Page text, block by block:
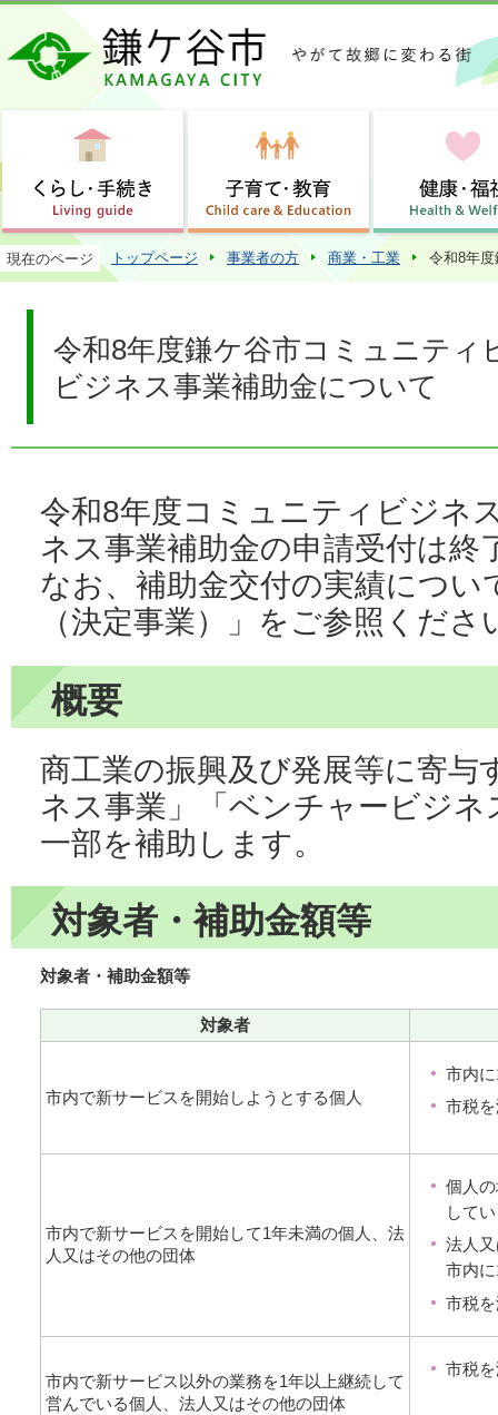
この
現在のページ トップページ 事業者の方 商業・工業 令和8年
令和8年度鎌ケ谷市コミュニティ
ビジネス事業補助金について
令和8年度コミュニティビジネ
ネス事業補助金の申請受付は終
なお、補助金交付の実績につい
（決定事業）」をご参照くださ
概要
商工業の振興及び発展等に寄
ネス事業」「ベンチャービジ
一部を補助します。
対象者・補助金額等
対象者・補助金額等
対象者
市内で新サービスを開始しようとする個人
市内
市税
市内で新サービスを開始して1年未満の個人、法
人又はその他の団体
個人
して
法人
市内
市税
市内で新サービス以外の業務を1年以上継続して
営んでいる個人、法人又はその他の団体
市税